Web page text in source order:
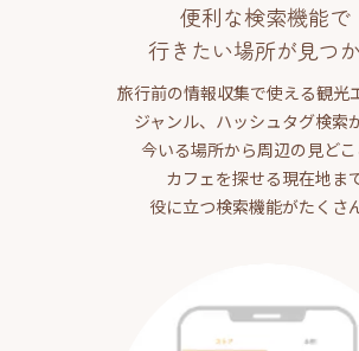
便利な検索機能で
行きたい場所が見つ
旅行前の情報収集で使える観光
ジャンル、ハッシュタグ検索
今いる場所から周辺の見ど
カフェを探せる現在地ま
役に立つ検索機能がたくさ